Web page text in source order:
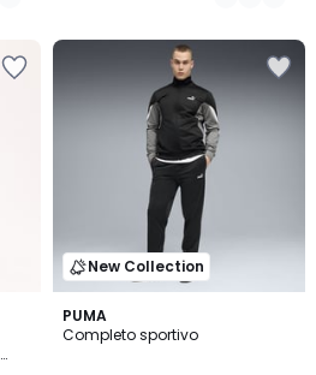
New Collection
PUMA
Completo sportivo